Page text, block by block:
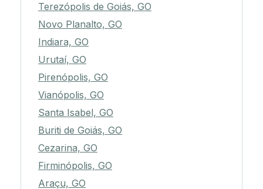
Terezópolis de Goiás, GO
Novo Planalto, GO
Indiara, GO
Urutaí, GO
Pirenópolis, GO
Vianópolis, GO
Santa Isabel, GO
Buriti de Goiás, GO
Cezarina, GO
Firminópolis, GO
Araçu, GO